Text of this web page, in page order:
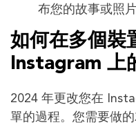
布您的故事或照
如何在多個裝
Instagram 上
2024 年更改您在
單的過程。您需要做的